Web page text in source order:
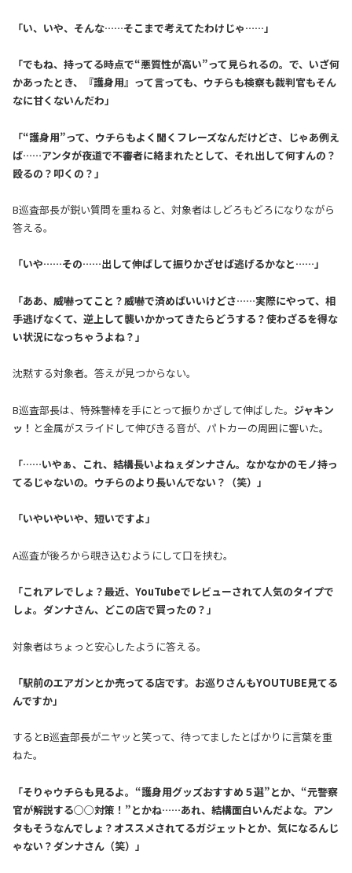
「い、いや、そんな……そこまで考えてたわけじゃ……」
「でもね、持ってる時点で“悪質性が高い”って見られるの。で、いざ何
かあったとき、『護身用』って言っても、ウチらも検察も裁判官もそん
なに甘くないんだわ」
「“護身用”って、ウチらもよく聞くフレーズなんだけどさ、
じゃあ例え
ば……アンタが夜道で不審者に絡まれたとして、それ出して何すんの？
殴るの？叩くの？」
B巡査部長が鋭い質問を重ねると、対象者はしどろもどろになりながら
答える。
「いや……その……出して伸ばして振りかざせば逃げるかなと……」
「ああ、威嚇ってこと？威嚇で済めばいいけどさ……実際にやって、相
手逃げなくて、逆上して襲いかかってきたらどうする？使わざるを得な
い状況になっちゃうよね？」
沈黙する対象者。答えが見つからない。
B巡査部長は、特殊警棒を手にとって振りかざして伸ばした。 ジャキン
ッ！ と金属がスライドして伸びきる音が、パトカーの周囲に響いた。
「……いやぁ、これ、結構長いよねぇダンナさん。なかなかのモノ持っ
てるじゃないの。ウチらのより長いんでない？（笑）」
「いやいやいや、短いですよ」
A巡査が後ろから覗き込むようにして口を挟む。
「これアレでしょ？最近、YouTubeでレビューされて人気のタイプで
しょ。ダンナさん、どこの店で買ったの？」
対象者はちょっと安心したように答える。
「駅前のエアガンとか売ってる店です。お巡りさんもYOUTUBE見てる
んですか」
するとB巡査部長がニヤッと笑って、待ってましたとばかりに言葉を重
ねた。
「そりゃウチらも見るよ。“護身用グッズおすすめ５選”とか、“元警察
官が解説する○○対策！”とかね……あれ、結構面白いんだよな。アン
タもそうなんでしょ？オススメされてるガジェットとか、気になるんじ
ゃない？ダンナさん（笑）」